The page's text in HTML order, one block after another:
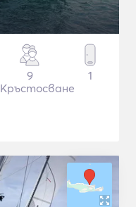
9
Кръстосване
1